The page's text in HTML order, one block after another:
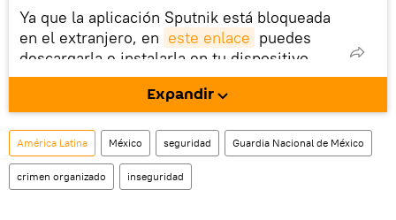
Ya que la aplicación Sputnik está bloqueada
en el extranjero, en este enlace puedes
descargarla e instalarla en tu dispositivo
móvil (¡solo para Android!).
También tenemos una cuenta en la red
social rusa VK .
Expandir
América Latina México seguridad Guardia Nacional de México
crimen organizado inseguridad